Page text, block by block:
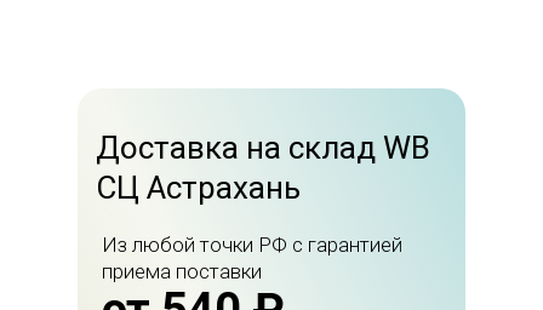
Доставка на склад WB
СЦ Астрахань
Из любой точки РФ с гарантией
приема поставки